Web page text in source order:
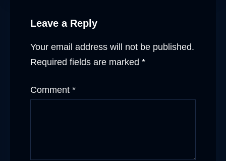
Leave a Reply
Your email address will not be published.
Required fields are marked *
Comment *